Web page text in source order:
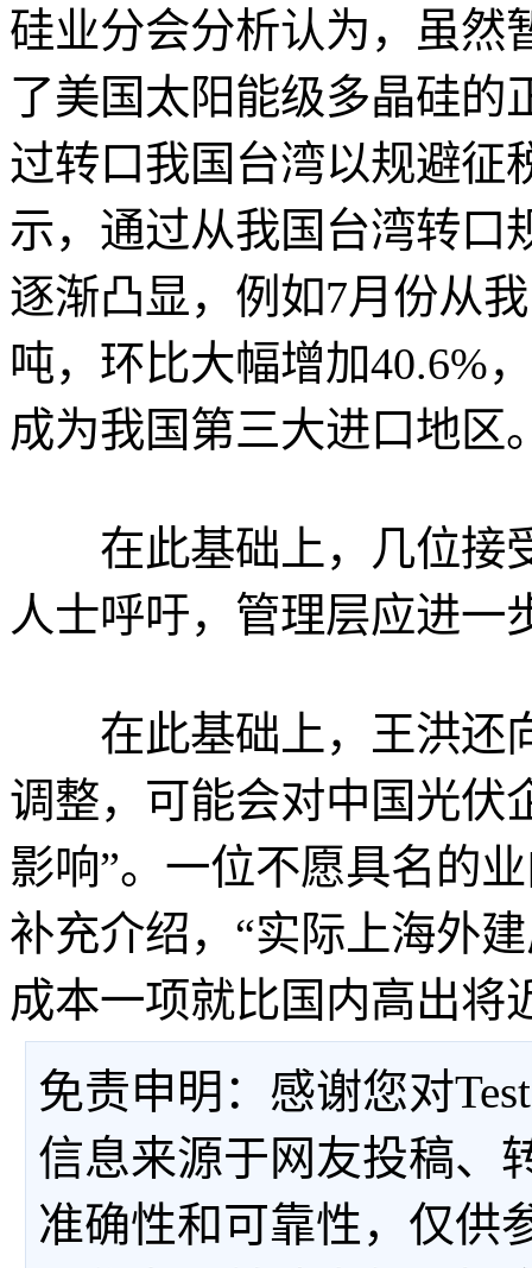
硅业分会分析认为，虽然
了美国太阳能级多晶硅的
过转口我国台湾以规避征
示，通过从我国台湾转口
逐渐凸显，例如7月份从
吨，环比大幅增加40.6%
成为我国第三大进口地区
在此基础上，几位接
人士呼吁，管理层应进一
在此基础上，王洪还向
调整，可能会对中国光伏
影响”。一位不愿具名的
补充介绍，“实际上海外
成本一项就比国内高出将
免责申明：感谢您对
信息来源于网友投稿、
准确性和可靠性，仅供